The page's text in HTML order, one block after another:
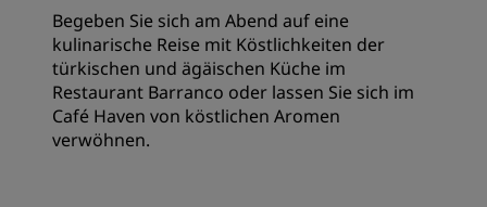
Begeben Sie sich am Abend auf eine
kulinarische Reise mit Köstlichkeiten der
türkischen und ägäischen Küche im
Restaurant Barranco oder lassen Sie sich im
Café Haven von köstlichen Aromen
verwöhnen.